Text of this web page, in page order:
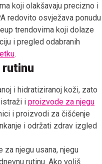
koji olakšavaju precizno i
redovito osvježava ponudu
trendovima koji dolaze
i pregled odabranih
.
i hidratiziranoj koži, zato
i proizvode za njegu
i proizvodi za čišćenje
i održati zdrav izgled
njegu usana, njegu
rutinu. Ako voliš